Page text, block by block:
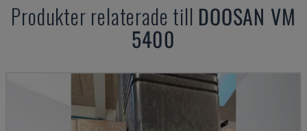
Produkter relaterade till DOOSAN VM
5400